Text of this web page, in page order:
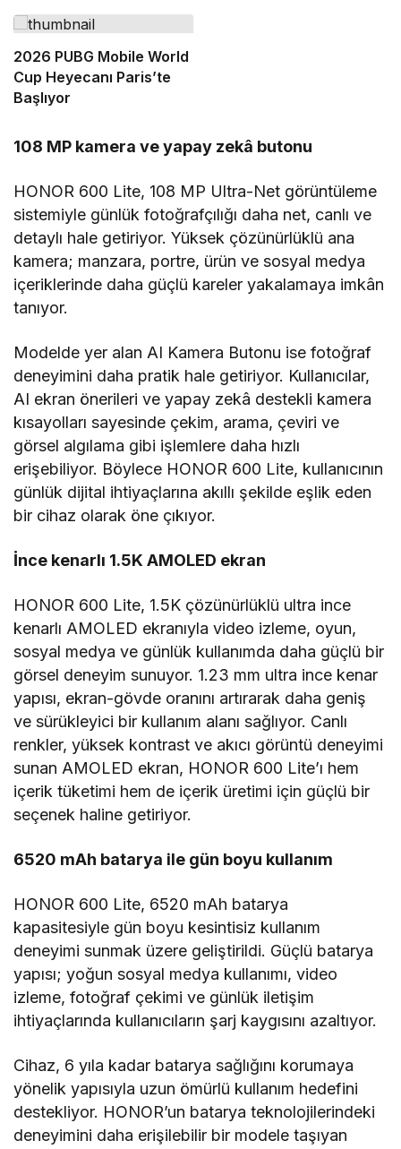
2026 PUBG Mobile World
Cup Heyecanı Paris’te
Başlıyor
108 MP kamera ve yapay zekâ butonu
HONOR 600 Lite, 108 MP Ultra-Net görüntüleme
sistemiyle günlük fotoğrafçılığı daha net, canlı ve
detaylı hale getiriyor. Yüksek çözünürlüklü ana
kamera; manzara, portre, ürün ve sosyal medya
içeriklerinde daha güçlü kareler yakalamaya imkân
tanıyor.
Modelde yer alan AI Kamera Butonu ise fotoğraf
deneyimini daha pratik hale getiriyor. Kullanıcılar,
AI ekran önerileri ve yapay zekâ destekli kamera
kısayolları sayesinde çekim, arama, çeviri ve
görsel algılama gibi işlemlere daha hızlı
erişebiliyor. Böylece HONOR 600 Lite, kullanıcının
günlük dijital ihtiyaçlarına akıllı şekilde eşlik eden
bir cihaz olarak öne çıkıyor.
İnce kenarlı 1.5K AMOLED ekran
HONOR 600 Lite, 1.5K çözünürlüklü ultra ince
kenarlı AMOLED ekranıyla video izleme, oyun,
sosyal medya ve günlük kullanımda daha güçlü bir
görsel deneyim sunuyor. 1.23 mm ultra ince kenar
yapısı, ekran-gövde oranını artırarak daha geniş
ve sürükleyici bir kullanım alanı sağlıyor. Canlı
renkler, yüksek kontrast ve akıcı görüntü deneyimi
sunan AMOLED ekran, HONOR 600 Lite’ı hem
içerik tüketimi hem de içerik üretimi için güçlü bir
seçenek haline getiriyor.
6520 mAh batarya ile gün boyu kullanım
HONOR 600 Lite, 6520 mAh batarya
kapasitesiyle gün boyu kesintisiz kullanım
deneyimi sunmak üzere geliştirildi. Güçlü batarya
yapısı; yoğun sosyal medya kullanımı, video
izleme, fotoğraf çekimi ve günlük iletişim
ihtiyaçlarında kullanıcıların şarj kaygısını azaltıyor.
Cihaz, 6 yıla kadar batarya sağlığını korumaya
yönelik yapısıyla uzun ömürlü kullanım hedefini
destekliyor. HONOR’un batarya teknolojilerindeki
deneyimini daha erişilebilir bir modele taşıyan